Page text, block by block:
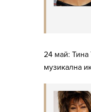
24 май: Тина
музикална